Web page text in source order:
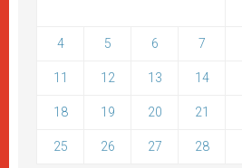
4 5 6 7
11 12 13 14
18 19 20 21
25 26 27 28